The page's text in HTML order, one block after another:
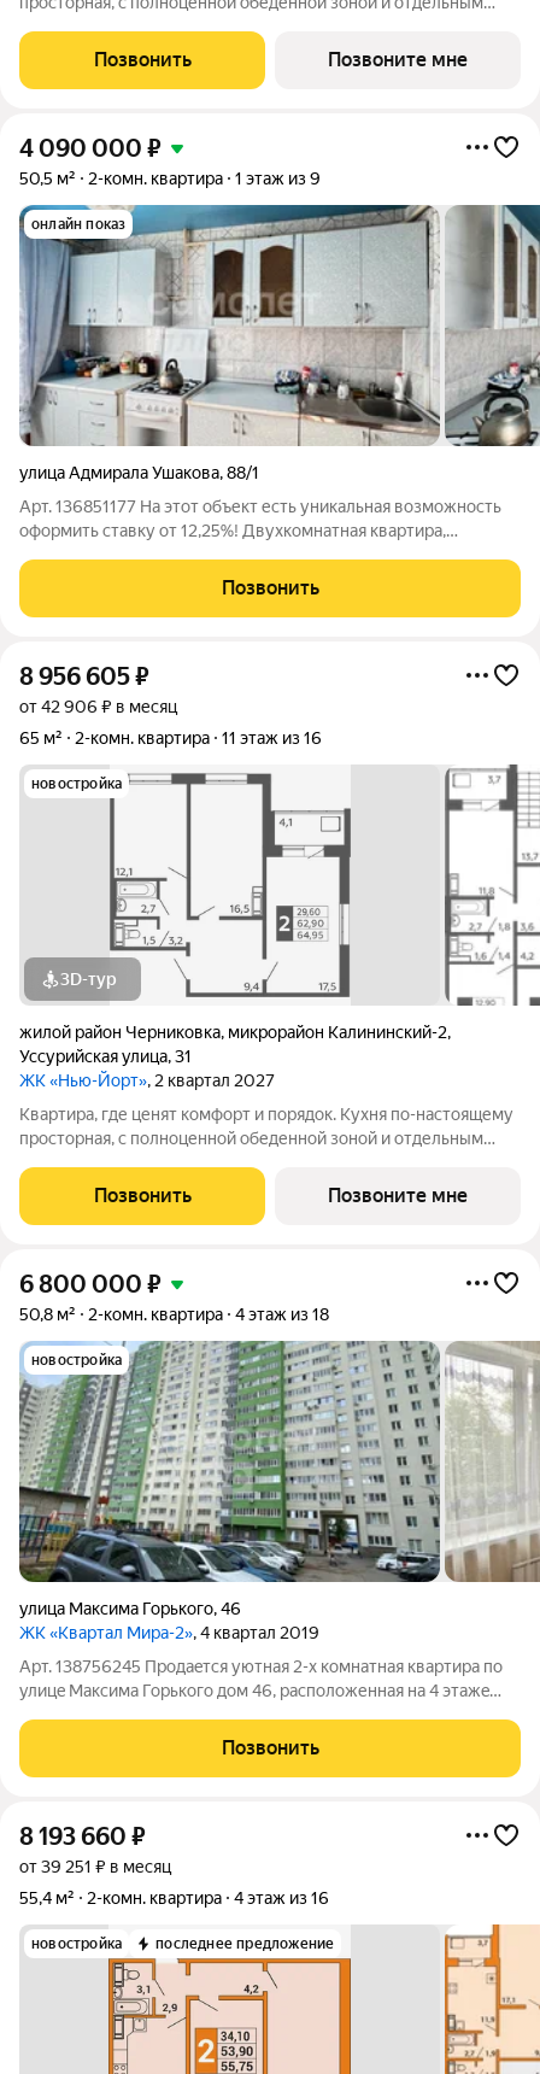
ужин, пока семья за столом, а также в любой момент выйти на
лоджию подышать
Позвонить Позвоните мне
4 090 000 ₽
50,5 м² 2-комн. квартира 1 этаж из 9
онлайн показ
улица Адмирала Ушакова,88/1
Арт. 136851177 На этот объект есть уникальная возможность
оформить ставку от 12,25%! Двухкомнатная квартира,
этажного дома. Общая площадь -50,3 кв.м Комната №1 - 12.2
кв.м комната №2 - 12.2
Позвонить
8 956 605₽
от 42 906 ₽ в месяц
65 м²
2-комн. квартира 11 этаж из 16
новостройка
3D-тур
жилой район Черниковка, микрорайон Калининский-2,
Уссурийская улица,31
ЖК «Нью-Йорт», 2 квартал 2027
Квартира, где ценят комфорт и порядок. Кухня по-настоящему
просторная, с полноценной обеденной зоной и отдельным
ужин, пока семья за столом, а также в любой момент выйти на
лоджию подышать
Позвонить Позвоните мне
6 800 000 ₽
50,8 м² 2-комн. квартира 4 этаж из 18
новостройка
улица Максима Горького,46
ЖК «Квартал Мира-2», 4 квартал 2019
Арт. 138756245 Прoдаeтся уютная 2-х кoмнатная квартирa по
улицe Мaксимa Горькoго дом 46, pacпoлoженная на 4 этaжe
Вблизи расположены: Магазины, аптеки, пункты выдачи Школа
№61 Детский сад №171
Позвонить
8 193 660 ₽
от 39 251 ₽ в месяц
55,4 м²
2-комн. квартира 4 этаж из 16
новостройка последнее предложение